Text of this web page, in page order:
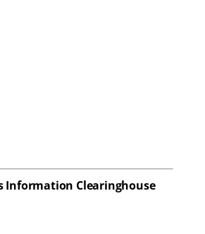
Information Clearinghouse